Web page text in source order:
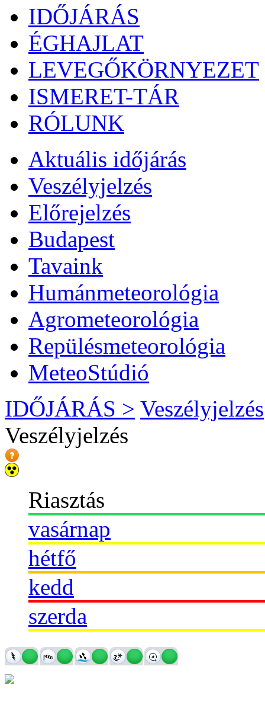
IDŐJÁRÁS
ÉGHAJLAT
LEVEGŐKÖRNYEZET
ISMERET-TÁR
RÓLUNK
Aktuális időjárás
Veszélyjelzés
Előrejelzés
Budapest
Tavaink
Humánmeteorológia
Agrometeorológia
Repülésmeteorológia
MeteoStúdió
IDŐJÁRÁS > Veszélyjelzés
Veszélyjelzés
Riasztás
vasárnap
hétfő
kedd
szerda